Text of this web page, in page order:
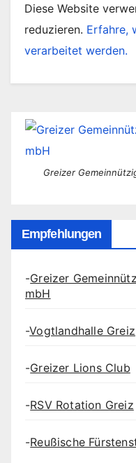
Diese Website
reduzieren. Erfahre,
verarbeitet werden.
Greizer
Empfehlungen
-Greizer
mbH
-Vogtlandhalle Greiz
-Greizer Lions Club
-RSV Rotation Greiz
-Reußische